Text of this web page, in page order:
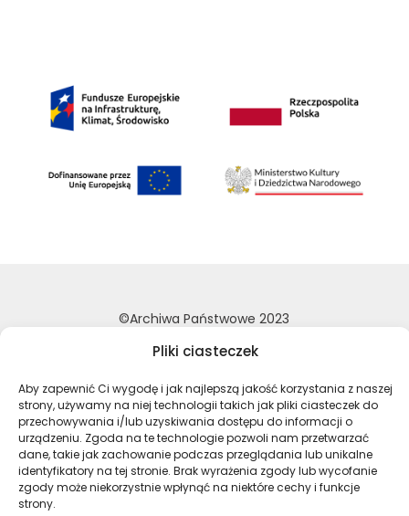
Pliki ciasteczek
Aby zapewnić Ci wygodę i jak najlepszą jakość korzystania z naszej
strony, używamy na niej technologii takich jak pliki ciasteczek do
przechowywania i/lub uzyskiwania dostępu do informacji o
urządzeniu. Zgoda na te technologie pozwoli nam przetwarzać
dane, takie jak zachowanie podczas przeglądania lub unikalne
identyfikatory na tej stronie. Brak wyrażenia zgody lub wycofanie
zgody może niekorzystnie wpłynąć na niektóre cechy i funkcje
strony.
©Archiwa Państwowe 2023
Deklaracja dostępności
Polityka prywatności
Mapa strony
Profil Archiwa Państwowe w
Profil Archiwa Państwowe
Profil Archiwa
Profil Archiwa